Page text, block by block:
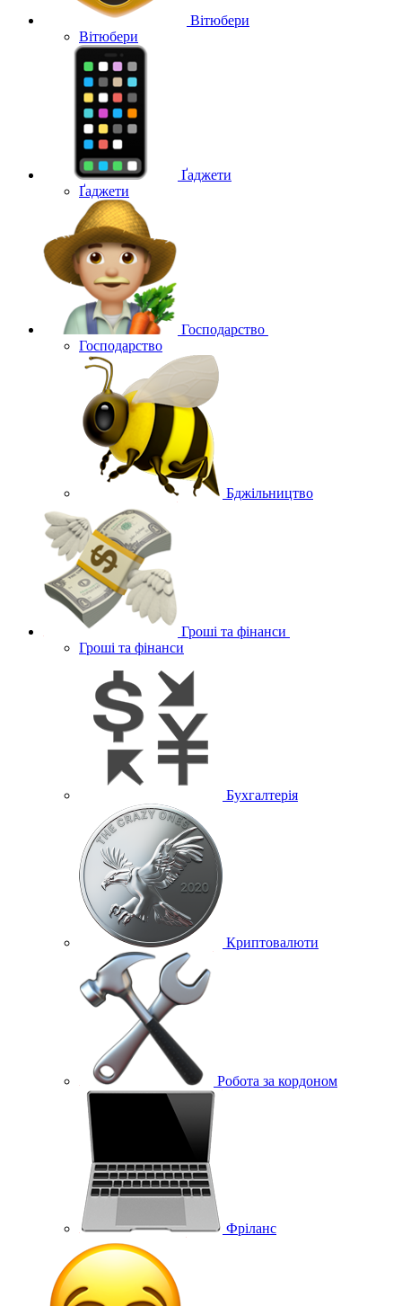
Вітюбери
Вітюбери
Ґаджети
Ґаджети
Господарство
Господарство
Бджільництво
Гроші та фінанси
Гроші та фінанси
Бухгалтерія
Криптовалюти
Робота за кордоном
Фріланс